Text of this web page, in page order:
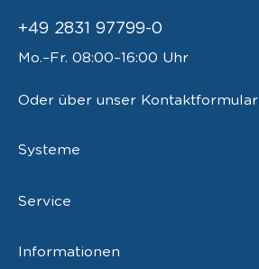
+49 2831 97799-0
Mo.–Fr. 08:00–16:00 Uhr
Oder über unser Kontaktformular
Systeme
Service
Informationen